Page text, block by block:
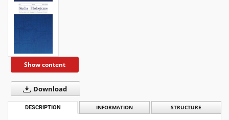
Show content
Download
DESCRIPTION INFORMATION STRUCTURE